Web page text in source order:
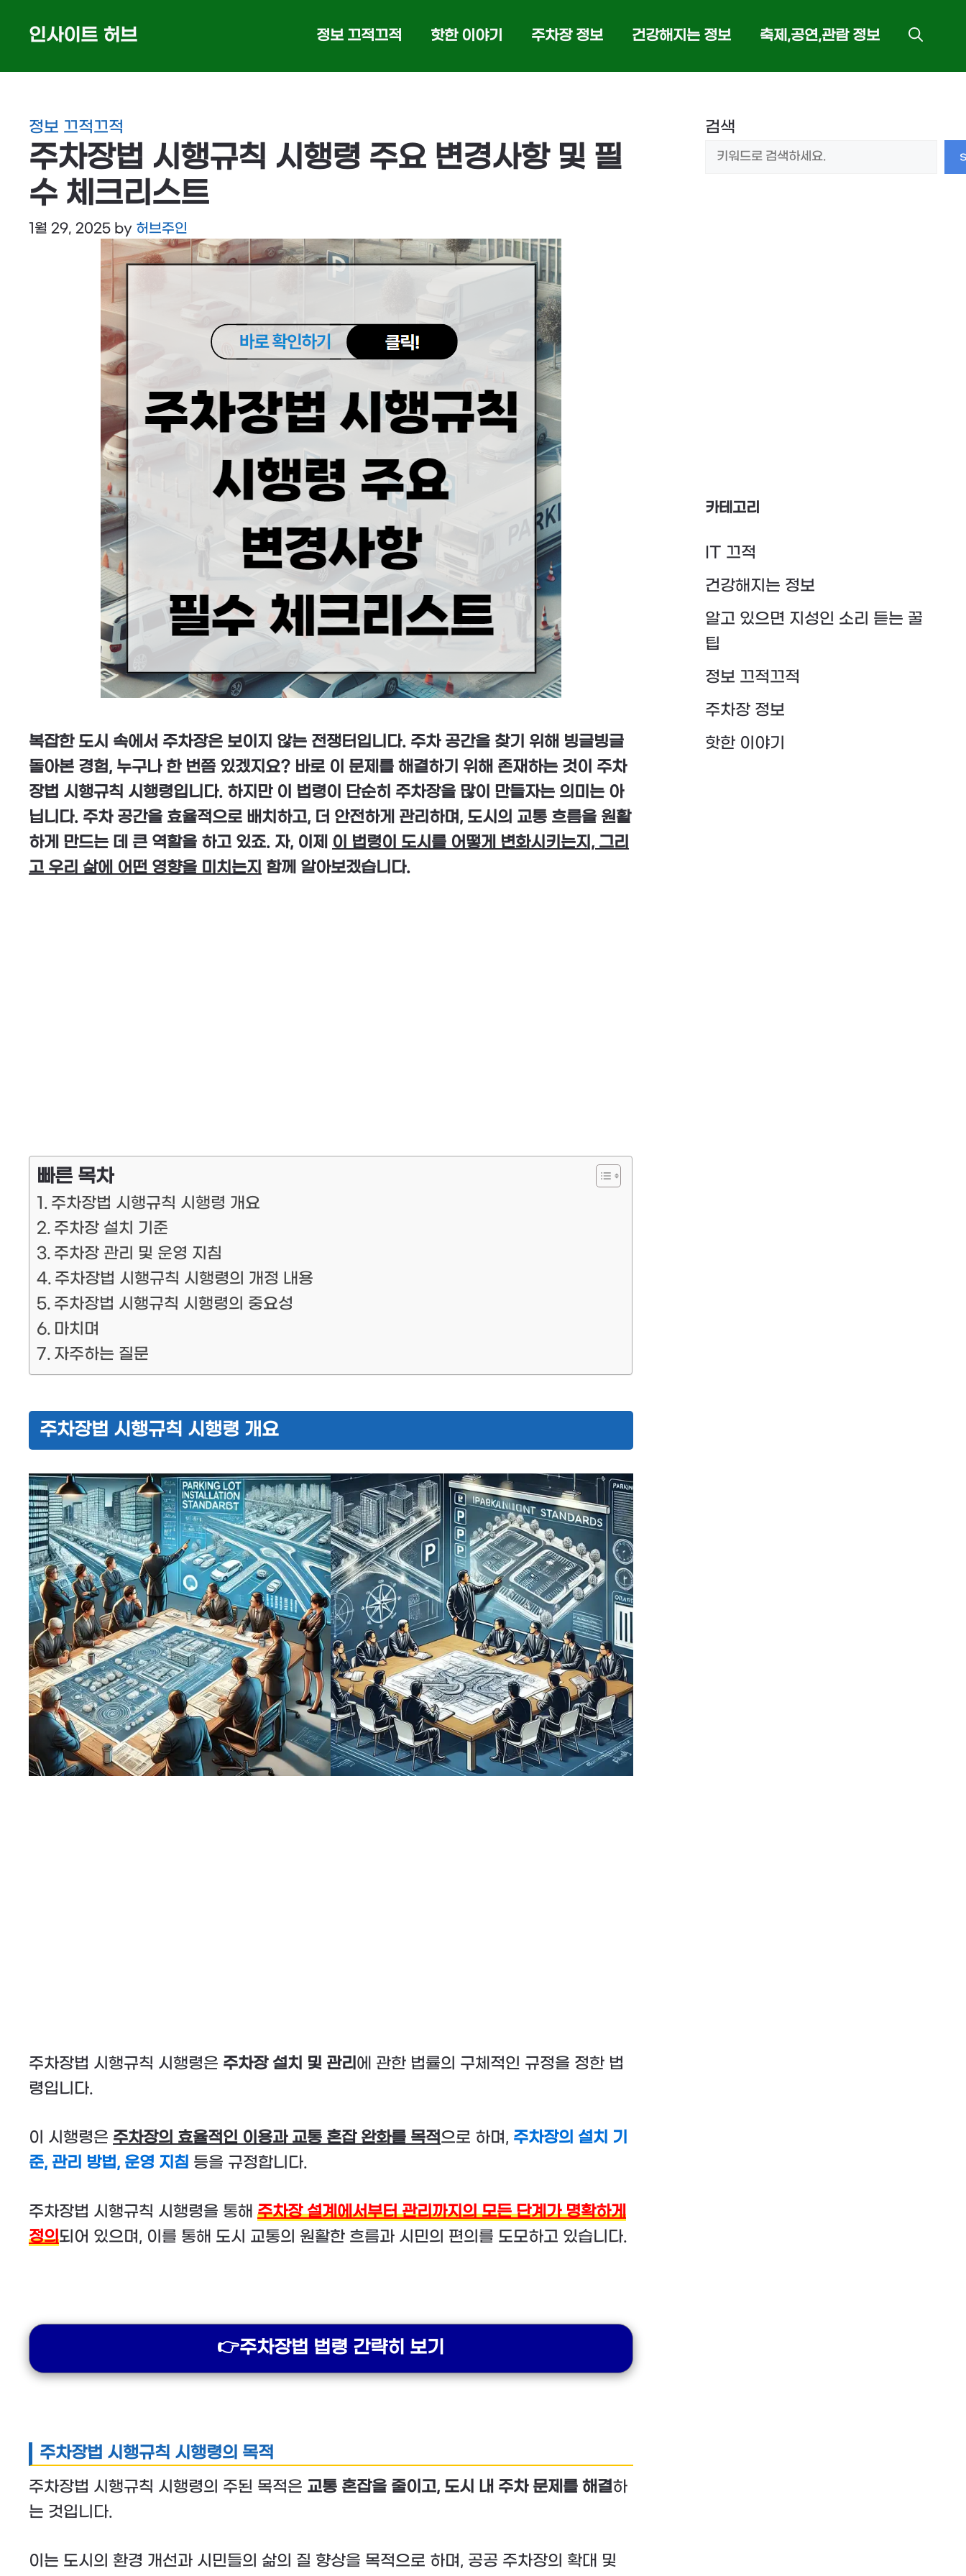
인사이트 허브 정보 끄적끄적 핫한 이야기 주차장 정보 건강해지는 정보 축제,공연,관람 정보
정보 끄적끄적
주차장법 시행규칙 시행령 주요 변경사항 및 필
수 체크리스트
1월 29, 2025 by 허브주인
복잡한 도시 속에서 주차장은 보이지 않는 전쟁터입니다. 주차 공간을 찾기 위해 빙글빙글
돌아본 경험, 누구나 한 번쯤 있겠지요? 바로 이 문제를 해결하기 위해 존재하는 것이 주차
장법 시행규칙 시행령입니다. 하지만 이 법령이 단순히 주차장을 많이 만들자는 의미는 아
닙니다. 주차 공간을 효율적으로 배치하고, 더 안전하게 관리하며, 도시의 교통 흐름을 원활
하게 만드는 데 큰 역할을 하고 있죠. 자, 이제 이 법령이 도시를 어떻게 변화시키는지, 그리
고 우리 삶에 어떤 영향을 미치는지 함께 알아보겠습니다.
빠른 목차
주차장법 시행규칙 시행령 개요
주차장 설치 기준
주차장 관리 및 운영 지침
주차장법 시행규칙 시행령의 개정 내용
주차장법 시행규칙 시행령의 중요성
마치며
자주하는 질문
주차장법 시행규칙 시행령 개요
주차장법 시행규칙 시행령은 주차장 설치 및 관리 에 관한 법률의 구체적인 규정을 정한 법
령입니다.
이 시행령은 주차장의 효율적인 이용과 교통 혼잡 완화를 목적으로 하며, 주차장의 설치 기
준, 관리 방법, 운영 지침 등을 규정합니다.
주차장법 시행규칙 시행령을 통해 주차장 설계에서부터 관리까지의 모든 단계가 명확하게
정의되어 있으며, 이를 통해 도시 교통의 원활한 흐름과 시민의 편의를 도모하고 있습니다.
👉주차장법 법령 간략히 보기
주차장법 시행규칙 시행령의 목적
주차장법 시행규칙 시행령의 주된 목적은 교통 혼잡을 줄이고, 도시 내 주차 문제를 해결하
는 것입니다.
이는 도시의 환경 개선과 시민들의 삶의 질 향상을 목적으로 하며, 공공 주차장의 확대 및
검색
카테고리
IT 끄적
건강해지는 정보
알고 있으면 지성인 소리 듣는 꿀
팁
정보 끄적끄적
주차장 정보
핫한 이야기